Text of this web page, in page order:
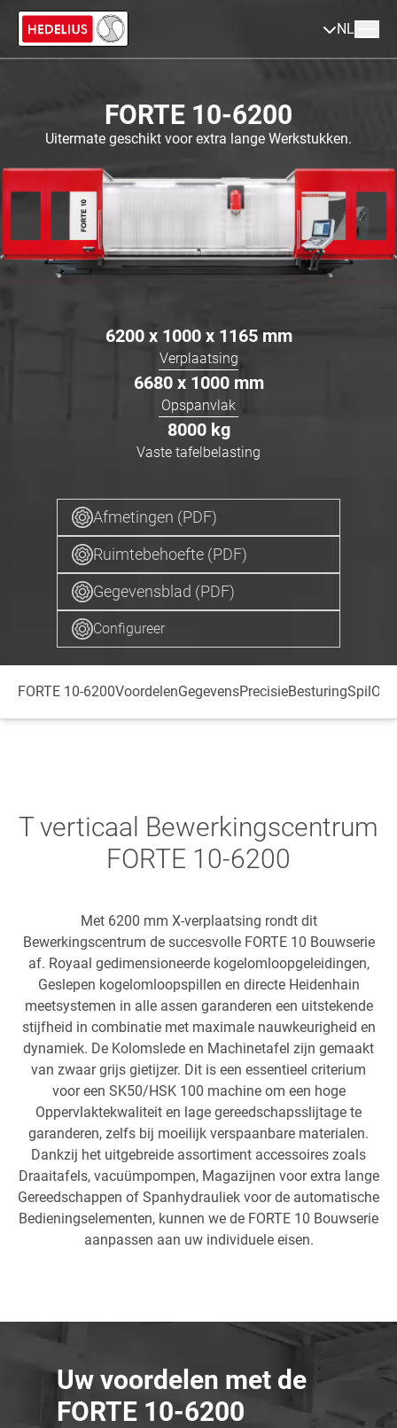
NL
FORTE 10-6200
Uitermate geschikt voor extra lange Werkstukken.
6200 x 1000 x 1165 mm
Verplaatsing
6680 x 1000 mm
Opspanvlak
8000 kg
Vaste tafelbelasting
Afmetingen (PDF)
Ruimtebehoefte (PDF)
Gegevensblad (PDF)
Configureer
FORTE 10-6200VoordelenGegevensPrecisieBesturingSpil
T verticaal Bewerkingscentrum
FORTE 10-6200
Met 6200 mm X-verplaatsing rondt dit
Bewerkingscentrum de succesvolle FORTE 10 Bouwserie
af. Royaal gedimensioneerde kogelomloopgeleidingen,
Geslepen kogelomloopspillen en directe Heidenhain
meetsystemen in alle assen garanderen een uitstekende
stijfheid in combinatie met maximale nauwkeurigheid en
dynamiek. De Kolomslede en Machinetafel zijn gemaakt
van zwaar grijs gietijzer. Dit is een essentieel criterium
voor een SK50/HSK 100 machine om een hoge
Oppervlaktekwaliteit en lage gereedschapsslijtage te
garanderen, zelfs bij moeilijk verspaanbare materialen.
Dankzij het uitgebreide assortiment accessoires zoals
Draaitafels, vacuümpompen, Magazijnen voor extra lange
Gereedschappen of Spanhydrauliek voor de automatische
Bedieningselementen, kunnen we de FORTE 10 Bouwserie
aanpassen aan uw individuele eisen.
Uw voordelen met de
FORTE 10-6200